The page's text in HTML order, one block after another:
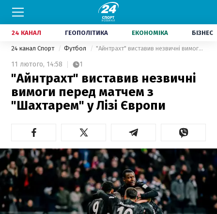
24 КАНАЛ ГЕОПОЛІТИКА ЕКОНОМІКА БІЗНЕС
24 канал Спорт Футбол "Айнтрахт" виставив незвичні вимоги перед матчем з "Шахтарем" у Лізі Європи
11 лютого, 14:58 1
"Айнтрахт" виставив незвичні
вимоги перед матчем з
"Шахтарем" у Лізі Європи